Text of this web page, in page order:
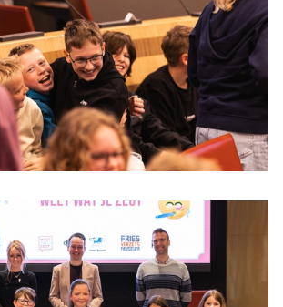
in het functioneren van de
marketingkanalen. Stelt toestemming
van gebruikersgegevens naar
advertentiedoeleinden.
accepteren